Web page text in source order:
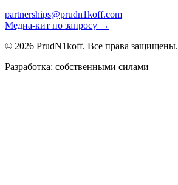
partnerships@prudn1koff.com
Медиа-кит по запросу →
© 2026 PrudN1koff. Все права защищены.
Разработка: собственными силами